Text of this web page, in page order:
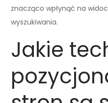
znacząco wpłynąć na
wyszukiwania.
Jakie